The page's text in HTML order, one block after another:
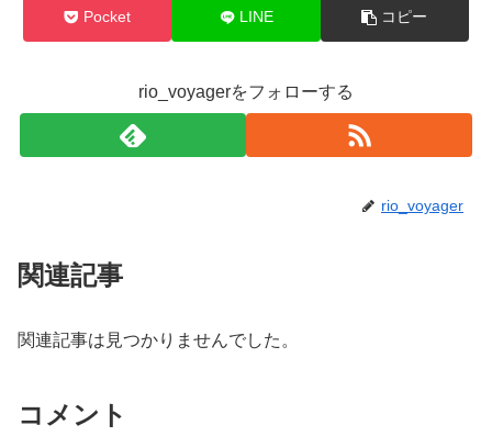
Pocket LINE コピー
rio_voyagerをフォローする
rio_voyager
関連記事
関連記事は見つかりませんでした。
コメント